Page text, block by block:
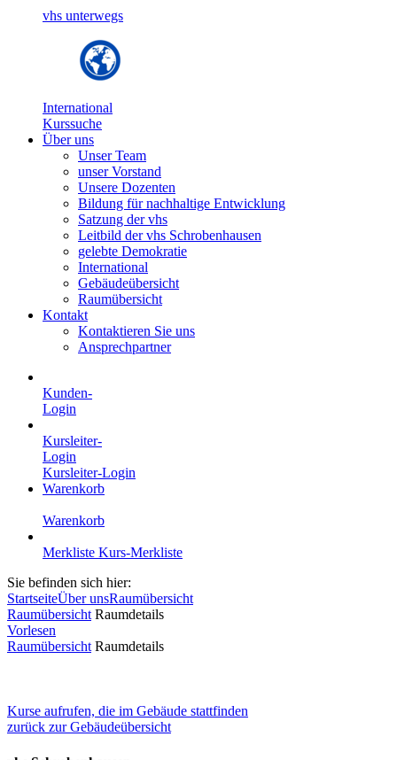
vhs unterwegs
International
Kurssuche
Über uns
Unser Team
unser Vorstand
Unsere Dozenten
Bildung für nachhaltige Entwicklung
Satzung der vhs
Leitbild der vhs Schrobenhausen
gelebte Demokratie
International
Gebäudeübersicht
Raumübersicht
Kontakt
Kontaktieren Sie uns
Ansprechpartner
Kunden-
Login
Kursleiter-
Login
Kursleiter-Login
Warenkorb
Warenkorb
Merkliste Kurs-Merkliste
Sie befinden sich hier:
StartseiteÜber unsRaumübersicht
Raumübersicht Raumdetails
Vorlesen
Raumübersicht Raumdetails
Kurse aufrufen, die im Gebäude stattfinden
zurück zur Gebäudeübersicht